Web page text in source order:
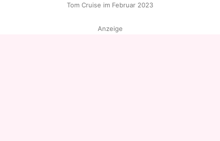
Tom Cruise im Februar 2023
Anzeige